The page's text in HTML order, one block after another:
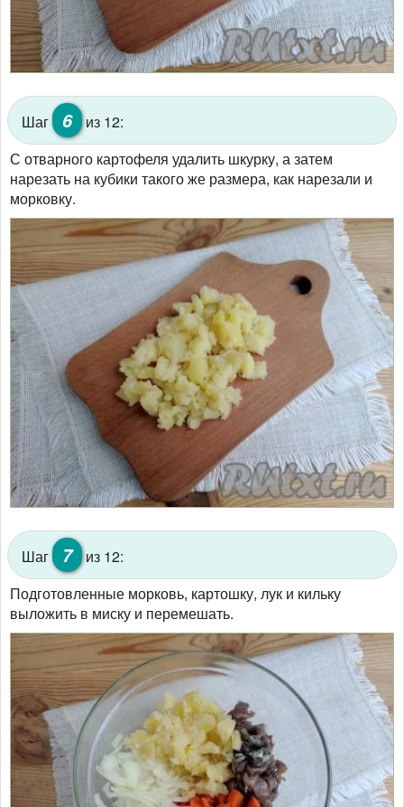
Шаг 6
из 12:
С отварного картофеля удалить шкурку, а затем
нарезать на кубики такого же размера, как нарезали и
морковку.
Шаг 7
из 12:
Подготовленные морковь, картошку, лук и кильку
выложить в миску и перемешать.